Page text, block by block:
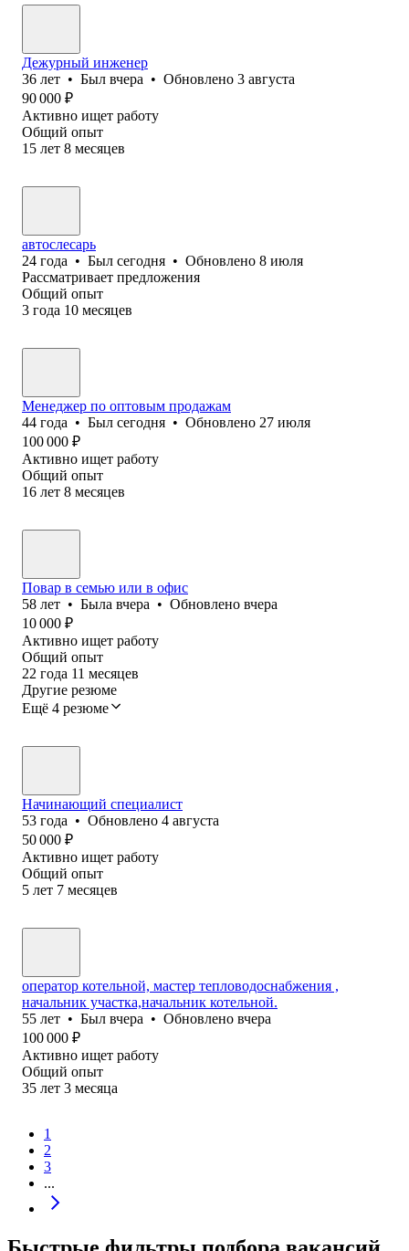
Дежурный инженер
36 лет • Был вчера • Обновлено 3 августа
90 000 ₽
Активно ищет работу
Общий опыт
15 лет 8 месяцев
автослесарь
24 года • Был сегодня • Обновлено 8 июля
Рассматривает предложения
Общий опыт
3 года 10 месяцев
Менеджер по оптовым продажам
44 года • Был сегодня • Обновлено 27 июля
100 000 ₽
Активно ищет работу
Общий опыт
16 лет 8 месяцев
Повар в семью или в офис
58 лет • Была вчера • Обновлено вчера
10 000 ₽
Активно ищет работу
Общий опыт
22 года 11 месяцев
Другие резюме
Ещё 4 резюме
Начинающий специалист
53 года • Обновлено 4 августа
50 000 ₽
Активно ищет работу
Общий опыт
5 лет 7 месяцев
оператор котельной, мастер тепловодоснабжения ,
начальник участка,начальник котельной.
55 лет • Был вчера • Обновлено вчера
100 000 ₽
Активно ищет работу
Общий опыт
35 лет 3 месяца
1
2
3
...